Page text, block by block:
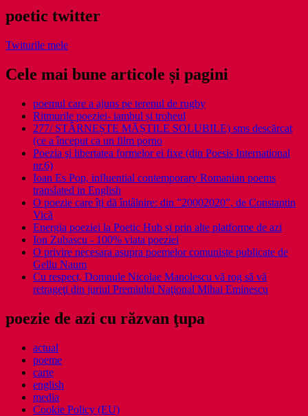
poetic twitter
Twiturile mele
Cele mai bune articole și pagini
poemul care a ajuns pe terenul de rugby
Ritmurile poeziei- iambul și troheul
277/ STÂRNEȘTE MĂȘTILE SOLUBILE) sms descărcat
(ce a început ca un film porno
Poezia şi libertatea formelor ei fixe (din Poesis International
nr.6)
Ioan Es Pop, influential contemporary Romanian poems
translated in English
O poezie care îți dă întâlnire: din ”20002020”, de Constantin
Vică
Energia poeziei la Poetic Hub și prin alte platforme de azi
Ion Zubascu - 100% viata poeziei
O privire necesara asupra poemelor comuniste publicate de
Gellu Naum
Cu respect, Domnule Nicolae Manolescu vă rog să vă
retrageţi din juriul Premiului Naţional Mihai Eminescu
poezie de azi cu răzvan ţupa
actual
poeme
carte
english
media
Cookie Policy (EU)